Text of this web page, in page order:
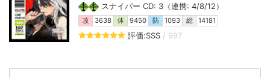
スナイパー CD: 3（連携: 4/8/12）
攻 3638 体 9450 防 1093 総 14181
評価:SSS / 997